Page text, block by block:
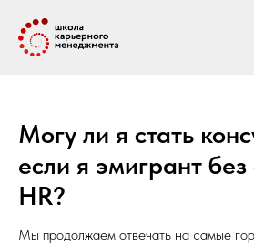
Могу ли я стать
если я эмигрант
HR?
Мы продолжаем отвечать на самые